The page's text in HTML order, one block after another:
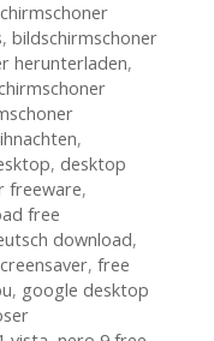
, bildschirmschoner
herunterladen,
,
, desktop
freeware,
free
download,
, free
, google desktop